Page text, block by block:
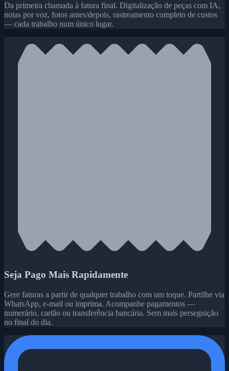
Da primeira chamada à fatura final. Digitalização de peças com IA,
notas por voz, fotos antes/depois, rastreamento completo de custos
— cada trabalho num único lugar.
Seja Pago Mais Rapidamente
Gere faturas a partir de qualquer trabalho com um toque. Partilhe via
WhatsApp, e-mail ou imprima. Acompanhe pagamentos —
numerário, cartão ou transferência bancária. Sem mais perseguição
no final do dia.